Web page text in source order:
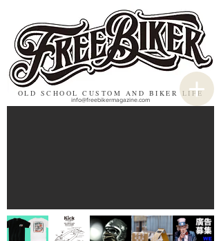
OLD SCHOOL CUSTOM AND BIKER LIFE
info@freebikermagazine.com